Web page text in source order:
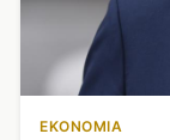
EKONOMIA